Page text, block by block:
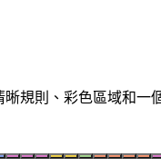
規則、彩色區域和一